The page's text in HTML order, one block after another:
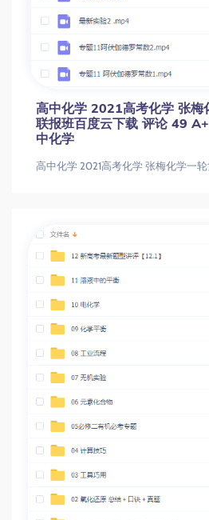
高中化学 2021高考化学 张梅
联报班百度云下载 评论 49
中化学